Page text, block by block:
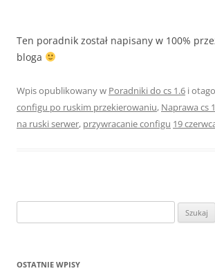
Ten poradnik został napisany w 100%
bloga
Wpis opublikowany w Poradniki do cs 1.6 i
configu po ruskim przekierowaniu, Naprawa cs
na ruski serwer, przywracanie configu 19
OSTATNIE WPISY